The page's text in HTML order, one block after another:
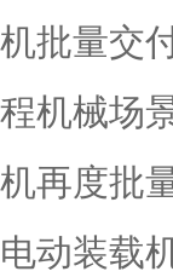
批量交
机械场
再度批
动装载